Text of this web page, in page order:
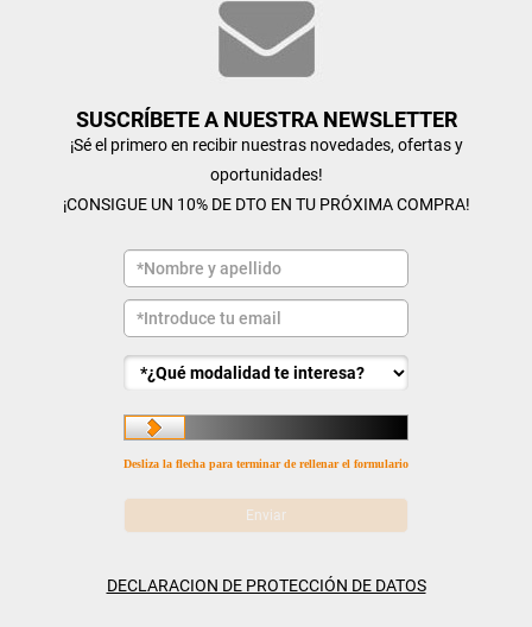
SUSCRÍBETE A NUESTRA NEWSLETTER
¡Sé el primero en recibir nuestras novedades, ofertas y
oportunidades!
¡CONSIGUE UN 10% DE DTO EN TU PRÓXIMA COMPRA!
Desliza la flecha para terminar de rellenar el formulario
DECLARACION DE PROTECCIÓN DE DATOS